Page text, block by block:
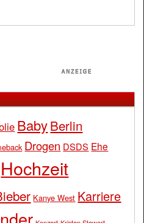
BabyBerlin
Drogen DSDS Ehe
Hochzeit
Kanye West Karriere